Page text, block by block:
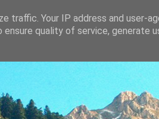
traffic. Your IP address and user-
quality of service, generate